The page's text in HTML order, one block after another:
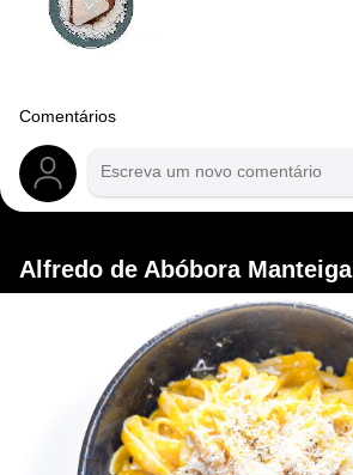
Comentários
Alfredo de Abóbora Manteiga